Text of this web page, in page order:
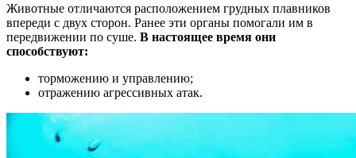
Животные отличаются расположением грудных плавников
впереди с двух сторон. Ранее эти органы помогали им в
передвижении по суше. В настоящее время они
способствуют:
торможению и управлению;
отражению агрессивных атак.